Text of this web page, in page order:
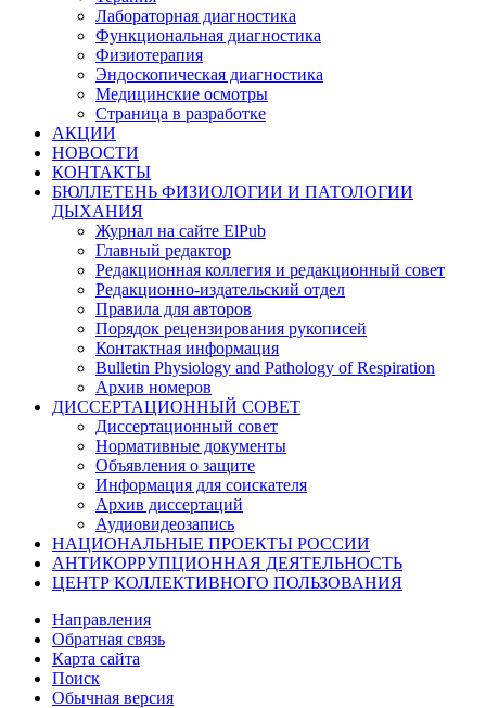
Лабораторная диагностика
Функциональная диагностика
Физиотерапия
Эндоскопическая диагностика
Медицинские осмотры
Страница в разработке
АКЦИИ
НОВОСТИ
КОНТАКТЫ
БЮЛЛЕТЕНЬ ФИЗИОЛОГИИ И ПАТОЛОГИИ
ДЫХАНИЯ
Журнал на сайте ElPub
Главный редактор
Редакционная коллегия и редакционный совет
Редакционно-издательский отдел
Правила для авторов
Порядок рецензирования рукописей
Контактная информация
Bulletin Physiology and Pathology of Respiration
Архив номеров
ДИССЕРТАЦИОННЫЙ СОВЕТ
Диссертационный совет
Нормативные документы
Объявления о защите
Информация для соискателя
Архив диссертаций
Аудиовидеозапись
НАЦИОНАЛЬНЫЕ ПРОЕКТЫ РОССИИ
АНТИКОРРУПЦИОННАЯ ДЕЯТЕЛЬНОСТЬ
ЦЕНТР КОЛЛЕКТИВНОГО ПОЛЬЗОВАНИЯ
Направления
Обратная связь
Карта сайта
Поиск
Обычная версия